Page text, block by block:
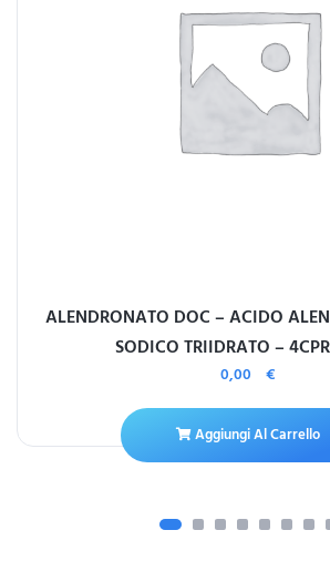
ALENDRONATO DOC – ACIDO
SODICO TRIIDRATO –
0,00 €
Aggiungi Al Carrello